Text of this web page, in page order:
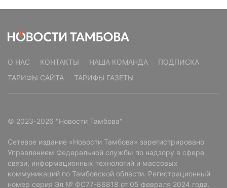
О НАС КОНТАКТЫ НАША КОМАНДА
ПОДПИСКА
ТАРИФЫ САЙТА
ТАРИФЫ ГАЗЕТЫ
© 2023-2026 "Новости Тамбова"
Сетевое издание «Новости Тамбова» зарегистрировано
Управлением Федеральной службы по надзору в сфере
связи, информационных технологий и массовых
коммуникаций по Тамбовской области. Регистрационный
номер серия Эл № ФС77-86818 от 05 февраля 2024 года.